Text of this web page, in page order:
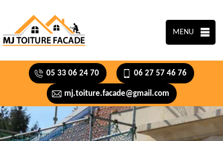
MENU
05 33 06 24 70 06 27 57 46 76
mj.toiture.facade@gmail.com